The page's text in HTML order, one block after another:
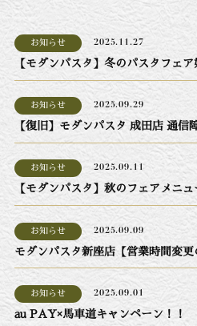
お知らせ 2025.11.27
【モダンパスタ】冬のパスタフェ
お知らせ 2025.09.29
【復旧】モダンパスタ 成田店 通信
お知らせ 2025.09.11
【モダンパスタ】秋のフェアメニ
お知らせ 2025.09.09
モダンパスタ新座店【営業時間変更
お知らせ 2025.09.01
au PAY×馬車道キャンペーン！！